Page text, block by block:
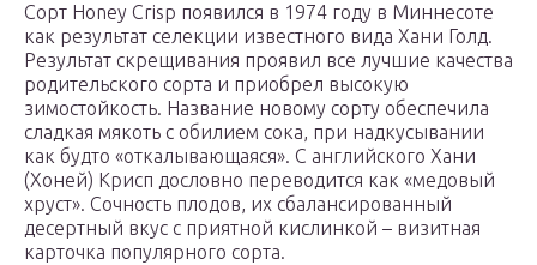
Сорт Honey Crisp появился в 1974 году в Миннесоте
как результат селекции известного вида Хани Голд.
Результат скрещивания проявил все лучшие качества
родительского сорта и приобрел высокую
зимостойкость. Название новому сорту обеспечила
сладкая мякоть с обилием сока, при надкусывании
как будто «откалывающаяся». С английского Хани
(Хоней) Крисп дословно переводится как «медовый
хруст». Сочность плодов, их сбалансированный
десертный вкус с приятной кислинкой – визитная
карточка популярного сорта.